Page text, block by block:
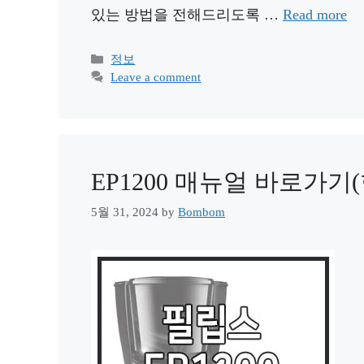
있는 방법을 전해드리도록 … Read more
Categories
정보
Leave a comment
EP1200 매뉴얼 바로가기
5월 31, 2024 by Bombom